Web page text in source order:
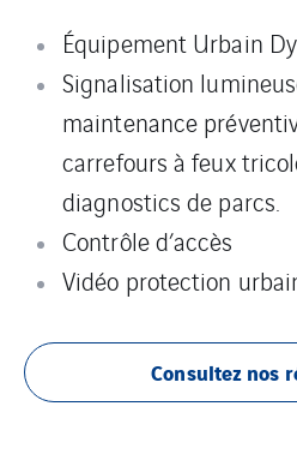
Équipement Urbain
Signalisation
maintenance
carrefours à feux
diagnostics de parcs.
Contrôle d’accès
Vidéo protection
Consultez nos